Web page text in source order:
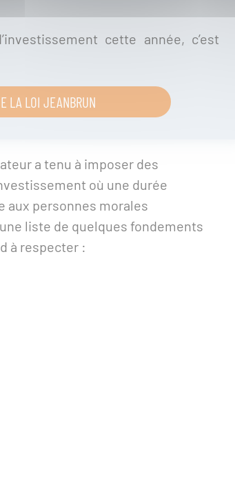
cette année, c’est
LA LOI JEANBRUN
a tenu à imposer des
où une durée
aux personnes morales
liste de quelques fondements
à respecter :